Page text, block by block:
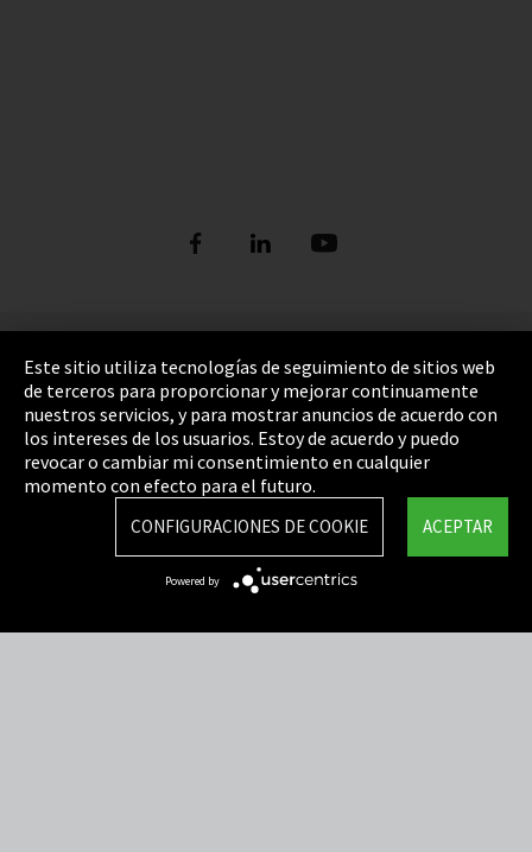
Pie de imprenta
Política de privacidad
Cookie Settings
Términos y Condiciones
Mapa del sitio
Integrity Line
Este sitio utiliza tecnologías de seguimiento de sitios web
de terceros para proporcionar y mejorar continuamente
nuestros servicios, y para mostrar anuncios de acuerdo con
los intereses de los usuarios. Estoy de acuerdo y puedo
revocar o cambiar mi consentimiento en cualquier
momento con efecto para el futuro.
ACEPTAR
CONFIGURACIONES DE COOKIE
Powered by